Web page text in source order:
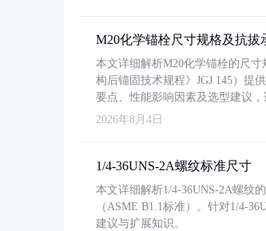
M20化学锚栓尺寸规格及抗拔
本文详细解析M20化学锚栓的尺
构后锚固技术规程》JGJ 145）提
要点、性能影响因素及选型建议，
2026年8月4日
1/4-36UNS-2A螺纹标准尺寸
本文详细解析1/4-36UNS-2A螺纹
（ASME B1.1标准）。针对1/4-
建议与扩展知识。